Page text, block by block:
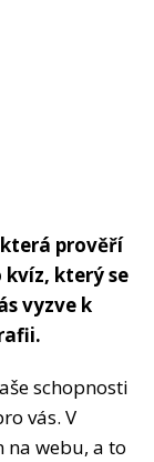
prověří
kvíz, který se
vyzve k
schopnosti
vás. V
na webu, a to